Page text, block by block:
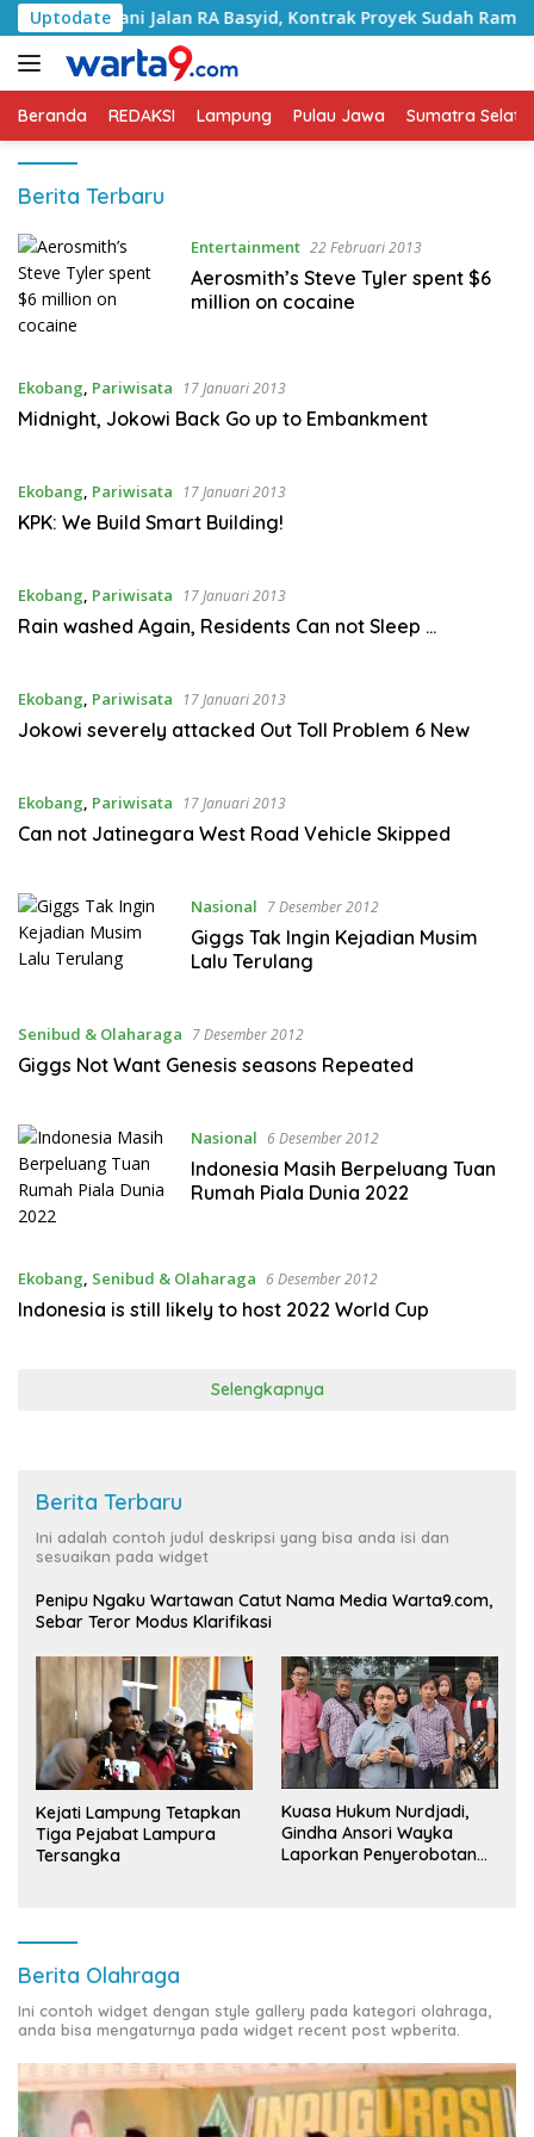
Langsung
ke
konten
UptodateJalan RA Basyid, Kontrak Proyek Sudah Rampung
Beranda REDAKSI Lampung Pulau Jawa Sumatra
Berita Terbaru
Entertainment 22 Februari 2013
Aerosmith’s Steve Tyler spent $6
million on cocaine
Ekobang, Pariwisata 17 Januari 2013
Midnight, Jokowi Back Go up to Embankment
Ekobang, Pariwisata 17 Januari 2013
KPK: We Build Smart Building!
Ekobang, Pariwisata 17 Januari 2013
Rain washed Again, Residents Can not Sleep …
Ekobang, Pariwisata 17 Januari 2013
Jokowi severely attacked Out Toll Problem 6 New
Ekobang, Pariwisata 17 Januari 2013
Can not Jatinegara West Road Vehicle Skipped
Nasional 7 Desember 2012
Giggs Tak Ingin Kejadian Musim
Lalu Terulang
Senibud & Olaharaga 7 Desember 2012
Giggs Not Want Genesis seasons Repeated
Nasional 6 Desember 2012
Indonesia Masih Berpeluang Tuan
Rumah Piala Dunia 2022
Ekobang, Senibud & Olaharaga 6 Desember 2012
Indonesia is still likely to host 2022 World Cup
Selengkapnya
Berita Terbaru
Ini adalah contoh judul deskripsi yang bisa anda isi dan
sesuaikan pada widget
Penipu Ngaku Wartawan Catut Nama Media Warta9.com,
Sebar Teror Modus Klarifikasi
Kejati Lampung Tetapkan
Tiga Pejabat Lampura
Tersangka
Kuasa Hukum Nurdjadi,
Gindha Ansori Wayka
Laporkan Penyerobotan
Berita Olahraga
Ini contoh widget dengan style gallery pada kategori olahraga,
anda bisa mengaturnya pada widget recent post wpberita.